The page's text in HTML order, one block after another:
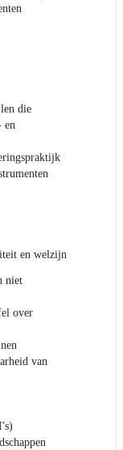
die
en
en welzijn
niet
over
van